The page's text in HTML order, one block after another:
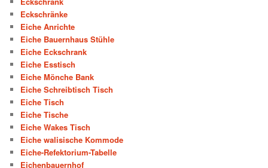
Eckschränke
Eiche Anrichte
Eiche Bauernhaus Stühle
Eiche Eckschrank
Eiche Esstisch
Eiche Mönche Bank
Eiche Schreibtisch Tisch
Eiche Tisch
Eiche Tische
Eiche Wakes Tisch
Eiche walisische Kommode
Eiche-Refektorium-Tabelle
Eichenbauernhof